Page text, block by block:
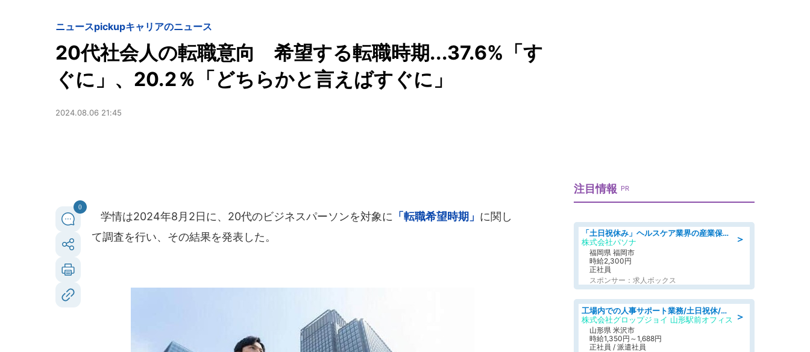
ニュースpickupキャリアのニュース
20代社会人の転職意向 希望する転職時期...37.6%「す
ぐに」、20.2％「どちらかと言えばすぐに」
2024.08.06 21:45
0
学情は2024年8月2日に、20代のビジネスパーソンを対象に 「転職希望時期」 に関し
て調査を行い、その結果を発表した。
注目情報 PR
＞
「土日祝休み」ヘルスケア業界の産業保健師/高時給/未経験OK/要資格:保健師、正看護師
株式会社パソナ
福岡県 福岡市
時給2,300円
正社員
スポンサー：求人ボックス
＞
工場内での人事サポート業務/土日祝休/簡単/未経験歓迎/交通費支給/社員登用実績
株式会社グロップジョイ 山形駅前オフィス
山形県 米沢市
時給1,350円～1,688円
正社員 / 派遣社員